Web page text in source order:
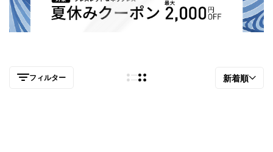
フィルター 新着順